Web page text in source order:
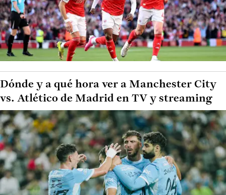
Dónde y a qué hora ver a Manchester City
vs. Atlético de Madrid en TV y streaming